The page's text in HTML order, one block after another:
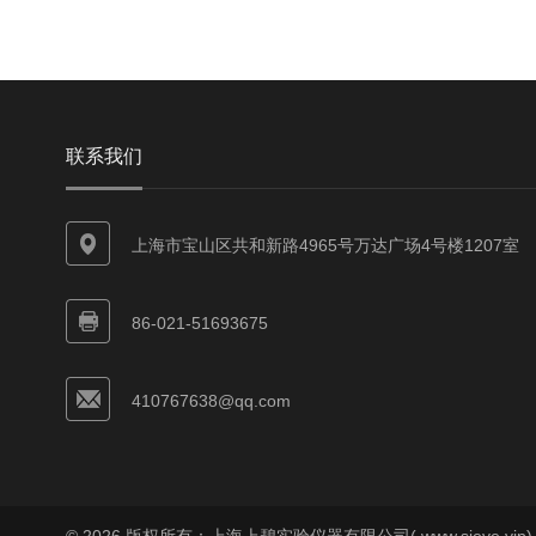
联系我们
上海市宝山区共和新路4965号万达广场4号楼1207室
86-021-51693675
410767638@qq.com